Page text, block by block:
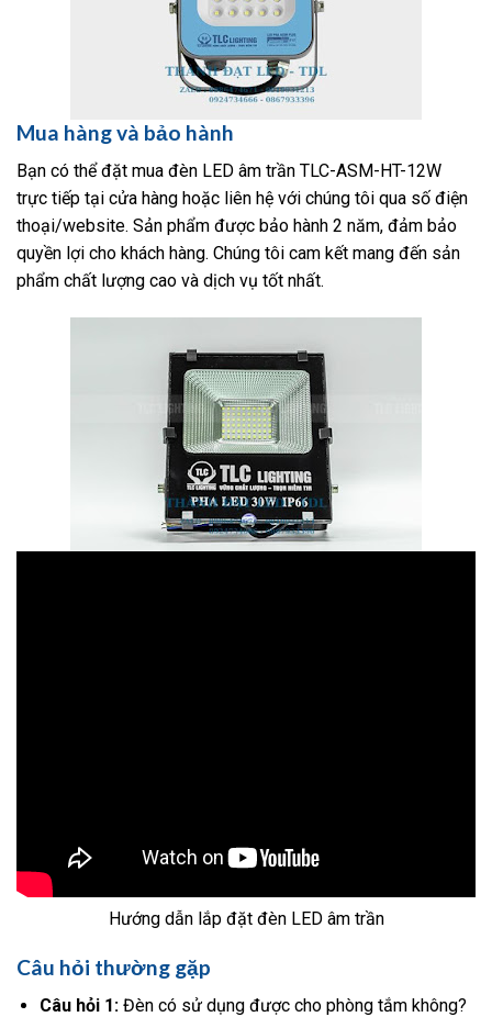
Mua hàng và bảo hành
Bạn có thể đặt mua đèn LED âm trần TLC-ASM-HT-12W
trực tiếp tại cửa hàng hoặc liên hệ với chúng tôi qua số điện
thoại/website. Sản phẩm được bảo hành 2 năm, đảm bảo
quyền lợi cho khách hàng. Chúng tôi cam kết mang đến sản
phẩm chất lượng cao và dịch vụ tốt nhất.
Hướng dẫn lắp đặt đèn LED âm trần
Câu hỏi thường gặp
Câu hỏi 1:Đèn có sử dụng được cho phòng tắm không?